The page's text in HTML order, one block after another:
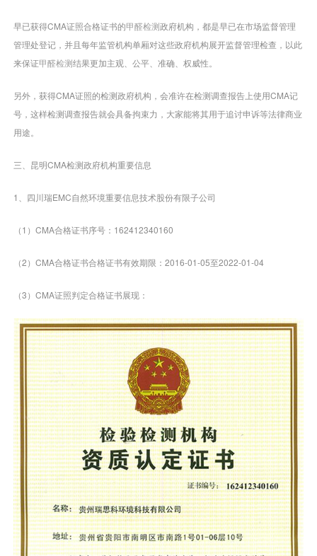
早已获得CMA证照合格证书的甲醛检测政府机构，都是早已在市场监督管理
管理处登记，并且每年监管机构单厢对这些政府机构展开监督管理检查，以此
来保证甲醛检测结果更加主观、公平、准确、权威性。
另外，获得CMA证照的检测政府机构，会准许在检测调查报告上使用CMA记
号，这样检测调查报告就会具备拘束力，大家能将其用于追讨申诉等法律商业
用途。
三、昆明CMA检测政府机构重要信息
1、四川瑞EMC自然环境重要信息技术股份有限子公司
（1）CMA合格证书序号：162412340160
（2）CMA合格证书合格证书有效期限：2016-01-05至2022-01-04
（3）CMA证照判定合格证书展现：